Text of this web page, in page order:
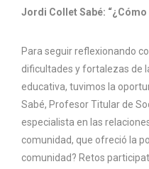
Jordi Collet Sabé:
Para seguir reflexionando
dificultades y fortalezas de
educativa, tuvimos la
Sabé, Profesor Titular de
especialista en las
comunidad, que ofreció la
comunidad? Retos